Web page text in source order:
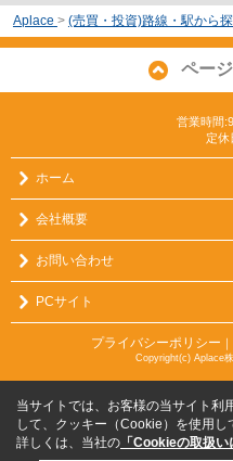
Aplace > (売買・投資)路線・駅から
ペー
営業時間
定休
ホーム
会社概要
お問い合わせ
PCサイト
プライバシーポリシー ｜
Copyright(c) Aplace
当サイトでは、お客様の当サイト利
して、クッキー（Cookie）を使用し
詳しくは、当社の 「Cookieの取扱い